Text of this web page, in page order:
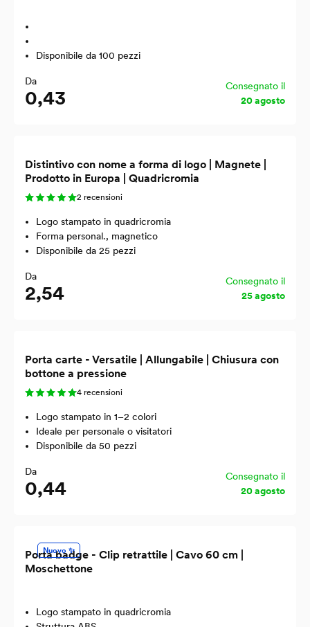
Disponibile da 100 pezzi
Da
0,43
Consegnato il
20 agosto
Distintivo con nome a forma di logo | Magnete |
Prodotto in Europa | Quadricromia
2 recensioni
Logo stampato in quadricromia
Forma personal., magnetico
Disponibile da 25 pezzi
Da
2,54
Consegnato il
25 agosto
Porta carte - Versatile | Allungabile | Chiusura con
bottone a pressione
4 recensioni
Logo stampato in 1–2 colori
Ideale per personale o visitatori
Disponibile da 50 pezzi
Da
0,44
Consegnato il
20 agosto
Nuovo ✨
Porta badge - Clip retrattile | Cavo 60 cm |
Moschettone
Logo stampato in quadricromia